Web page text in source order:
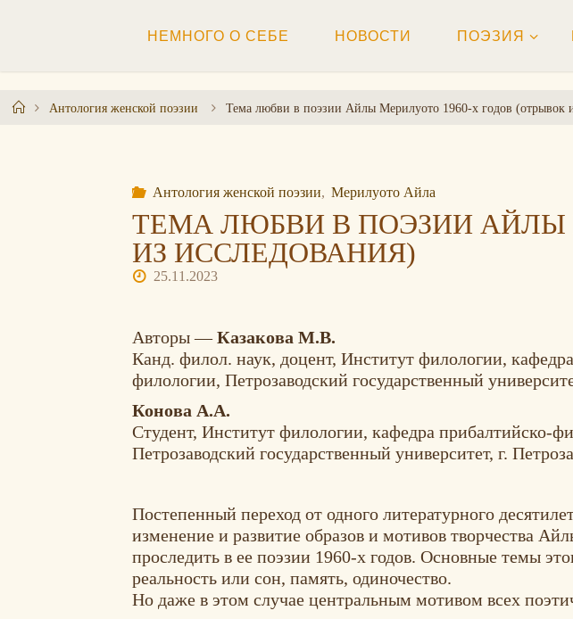
содержимому
НЕМНОГО О СЕБЕ НОВОСТИ ПОЭЗИЯ
ГлавнаяАнтология женской поэзии Тема любви в поэзии Айлы Мерилуото 1960-х годов (отрывок
Антология женской поэзии, Мерилуото Айла
ТЕМА ЛЮБВИ В ПОЭЗИИ АЙЛЫ
ИЗ ИССЛЕДОВАНИЯ)
25.11.2023
Авторы —Казакова М.В.
Канд. филол. наук, доцент, Институт филологии,
филологии, Петрозаводский государственный
Конова А.А.
Студент, Институт филологии, кафедра прибалтийско-
Петрозаводский государственный университет, г.
Постепенный переход от одного литературного
изменение и развитие образов и мотивов творчества
проследить в ее поэзии 1960-х годов. Основные темы
реальность или сон, память, одиночество.
Но даже в этом случае центральным мотивом всех